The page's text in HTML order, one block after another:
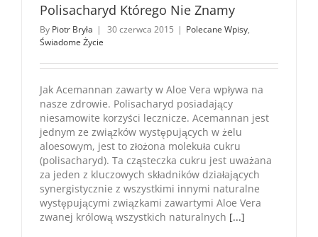
Polisacharyd Którego Nie Znamy
By Piotr Bryła | 30 czerwca 2015 | Polecane Wpisy,
Świadome Życie
Jak Acemannan zawarty w Aloe Vera wpływa na
nasze zdrowie. Polisacharyd posiadający
niesamowite korzyści lecznicze. Acemannan jest
jednym ze związków występujących w żelu
aloesowym, jest to złożona molekuła cukru
(polisacharyd). Ta cząsteczka cukru jest uważana
za jeden z kluczowych składników działających
synergistycznie z wszystkimi innymi naturalne
występującymi związkami zawartymi Aloe Vera
zwanej królową wszystkich naturalnych [...]